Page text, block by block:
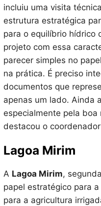
incluiu uma visita
estrutura estratégica
para o equilíbrio hídrico
projeto com essa
parecer simples no
na prática. É preciso
documentos que
apenas um lado. Ainda
especialmente pela boa
destacou o
Lagoa Mirim
A Lagoa Mirim,
papel estratégico para
para a agricultura